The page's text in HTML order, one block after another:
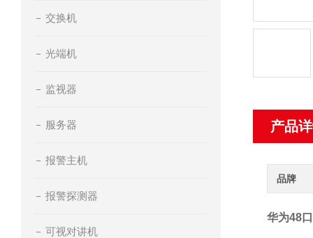
交换机
光端机
监视器
服务器
报警主机
报警探测器
可视对讲机
产品
品牌
华为48